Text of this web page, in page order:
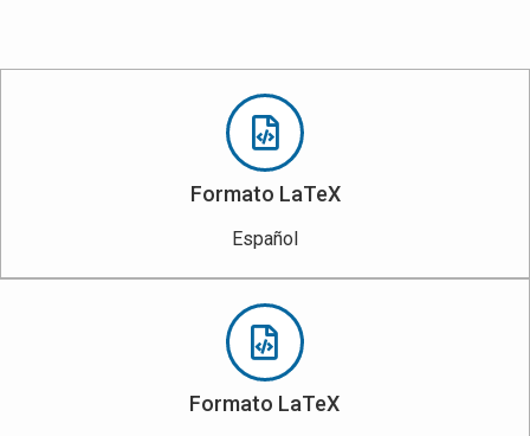
Formato LaTeX
Español
Formato LaTeX